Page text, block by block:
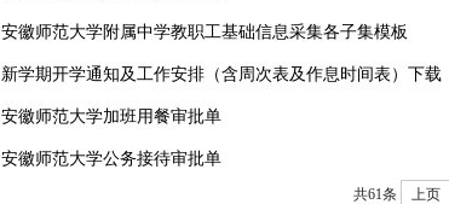
安徽师范大学附属中学教职工基础信息采集各子集模板
新学期开学通知及工作安排（含周次表及作息时间表）下载
安徽师范大学加班用餐审批单
安徽师范大学公务接待审批单
共61条 上页